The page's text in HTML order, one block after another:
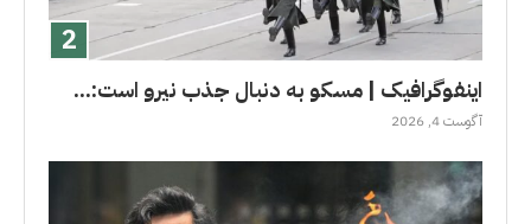
اینفوگرافیک | مسکو به دنبال جذب نیرو است:...
آگوست 4, 2026